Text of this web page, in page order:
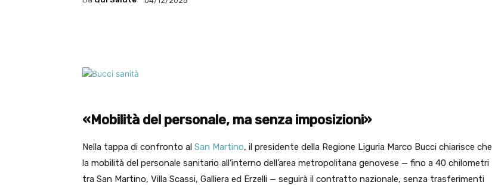
«Mobilità del personale, ma senza imposizioni»
Nella tappa di confronto al San Martino, il presidente della Regione Liguria Marco Bucci chiarisce che
la mobilità del personale sanitario all’interno dell’area metropolitana genovese — fino a 40 chilometri
tra San Martino, Villa Scassi, Galliera ed Erzelli — seguirà il contratto nazionale, senza trasferimenti